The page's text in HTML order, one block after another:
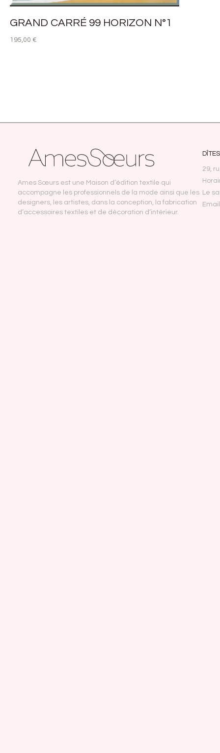
GRAND CARRÉ 99 HORIZON N°1
195,00 €
Ames Sœurs est une Maison d’édition textile qui
accompagne les professionnels de la mode ainsi que les
designers, les artistes, dans la conception, la fabrication
d’accessoires textiles et de décoration d’intérieur.
29,
Le